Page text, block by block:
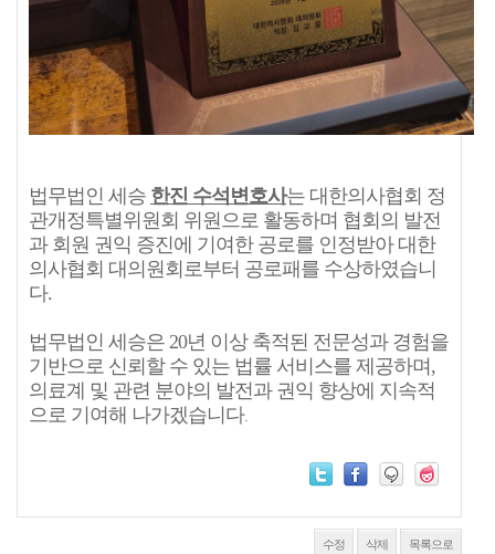
법무법인 세승 한진 수석변호사는 대한의사협회 정
관개정특별위원회 위원으로 활동하며 협회의 발전
과 회원 권익 증진에 기여한 공로를 인정받아 대한
의사협회 대의원회로부터 공로패를 수상하였습니
다.
법무법인 세승은 20년 이상 축적된 전문성과 경험을
기반으로 신뢰할 수 있는 법률 서비스를 제공하며,
의료계 및 관련 분야의 발전과 권익 향상에 지속적
으로 기여해 나가겠습니다.
수정 삭제 목록으로